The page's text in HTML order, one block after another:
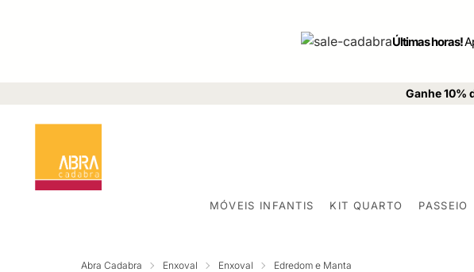
Últimas horas!
Ganhe 10%
MÓVEIS INFANTIS KIT QUARTO PASSEIO
Abra Cadabra Enxoval Enxoval Edredom e Manta